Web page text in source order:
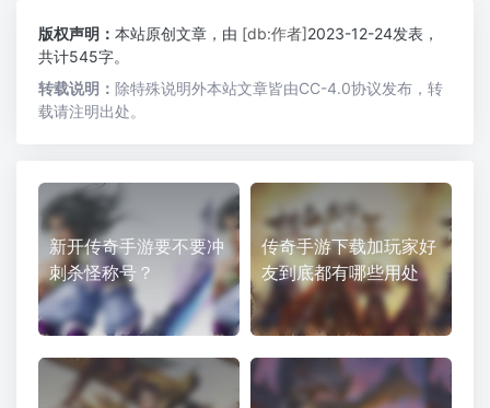
版权声明： 本站原创文章，由 [db:作者]2023-12-24发表，
共计545字。
转载说明： 除特殊说明外本站文章皆由CC-4.0协议发布，转
载请注明出处。
新开传奇手游要不要冲
刺杀怪称号？
传奇手游下载加玩家好
友到底都有哪些用处